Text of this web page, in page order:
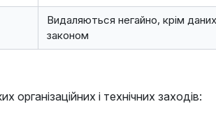
Видаляються негайно, крім
законом
і технічних заходів: